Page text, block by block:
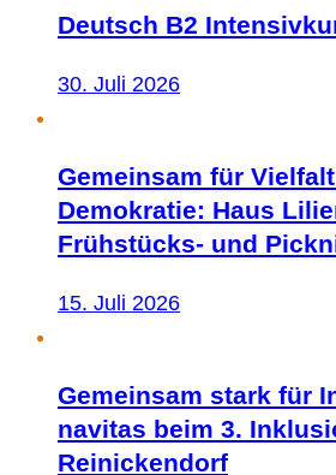
Deutsch B2
30. Juli 2026
Gemeinsam für
Demokratie: Haus
Frühstücks- und
15. Juli 2026
Gemeinsam stark für
navitas beim 3.
Reinickendorf